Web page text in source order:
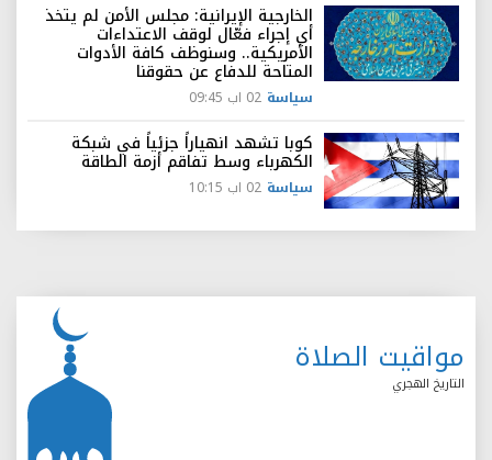
الخارجية الإيرانية: مجلس الأمن لم يتخذ
أي إجراء فعّال لوقف الاعتداءات
الأمريكية.. وسنوظف كافة الأدوات
المتاحة للدفاع عن حقوقنا
سياسة 02 اب 09:45
كوبا تشهد انهياراً جزئياً في شبكة
الكهرباء وسط تفاقم أزمة الطاقة
سياسة 02 اب 10:15
مواقيت الصلاة
التاريخ الهجري